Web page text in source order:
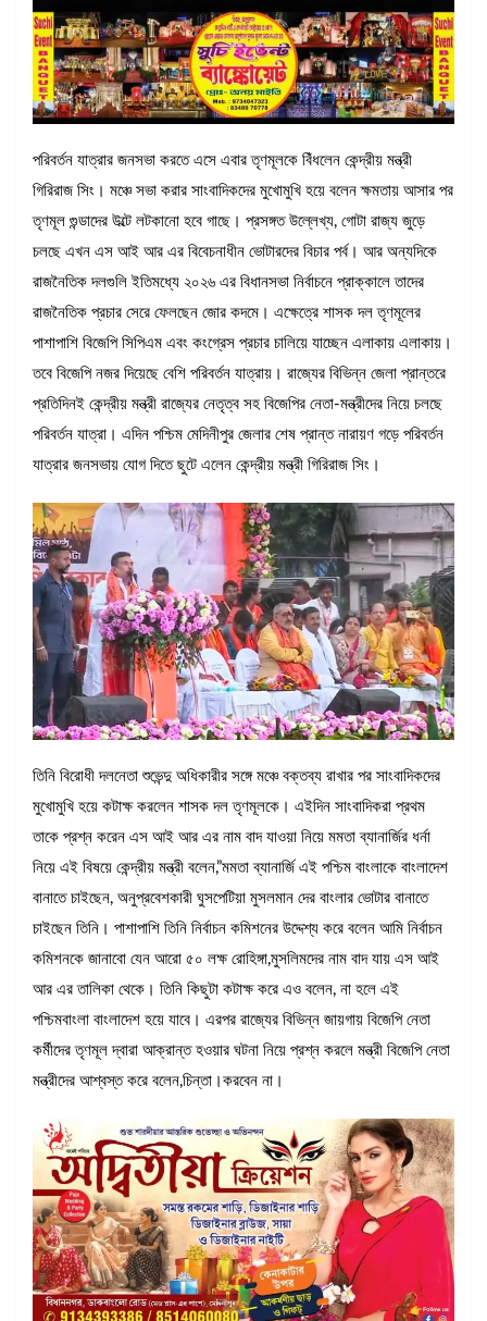
পরিবর্তন যাত্রার জনসভা করতে এসে এবার তৃণমূলকে বিঁধলেন কেন্দ্রীয় মন্ত্রী
গিরিরাজ সিং। মঞ্চে সভা করার সাংবাদিকদের মুখোমুখি হয়ে বলেন ক্ষমতায় আসার পর
তৃণমূল গুন্ডাদের উল্টে লটকানো হবে গাছে। প্রসঙ্গত উল্লেখ্য, গোটা রাজ্য জুড়ে
চলছে এখন এস আই আর এর বিবেচনাধীন ভোটারদের বিচার পর্ব। আর অন্যদিকে
রাজনৈতিক দলগুলি ইতিমধ্যে ২০২৬ এর বিধানসভা নির্বাচনে প্রাক্কালে তাদের
রাজনৈতিক প্রচার সেরে ফেলছেন জোর কদমে। এক্ষেত্রে শাসক দল তৃণমূলের
পাশাপাশি বিজেপি সিপিএম এবং কংগ্রেস প্রচার চালিয়ে যাচ্ছেন এলাকায় এলাকায়।
তবে বিজেপি নজর দিয়েছে বেশি পরিবর্তন যাত্রায়। রাজ্যের বিভিন্ন জেলা প্রান্তরে
প্রতিদিনই কেন্দ্রীয় মন্ত্রী রাজ্যের নেতৃত্ব সহ বিজেপির নেতা-মন্ত্রীদের নিয়ে চলছে
পরিবর্তন যাত্রা। এদিন পশ্চিম মেদিনীপুর জেলার শেষ প্রান্ত নারায়ণ গড়ে পরিবর্তন
যাত্রার জনসভায় যোগ দিতে ছুটে এলেন কেন্দ্রীয় মন্ত্রী গিরিরাজ সিং।
তিনি বিরোধী দলনেতা শুভেন্দু অধিকারীর সঙ্গে মঞ্চে বক্তব্য রাখার পর সাংবাদিকদের
মুখোমুখি হয়ে কটাক্ষ করলেন শাসক দল তৃণমূলকে। এইদিন সাংবাদিকরা প্রথম
তাকে প্রশ্ন করেন এস আই আর এর নাম বাদ যাওয়া নিয়ে মমতা ব্যানার্জির ধর্না
নিয়ে এই বিষয়ে কেন্দ্রীয় মন্ত্রী বলেন,”মমতা ব্যানার্জি এই পশ্চিম বাংলাকে বাংলাদেশ
বানাতে চাইছেন, অনুপ্রবেশকারী ঘুসপেটিয়া মুসলমান দের বাংলার ভোটার বানাতে
চাইছেন তিনি। পাশাপাশি তিনি নির্বাচন কমিশনের উদ্দেশ্য করে বলেন আমি নির্বাচন
কমিশনকে জানাবো যেন আরো ৫০ লক্ষ রোহিঙ্গা,মুসলিমদের নাম বাদ যায় এস আই
আর এর তালিকা থেকে। তিনি কিছুটা কটাক্ষ করে এও বলেন, না হলে এই
পশ্চিমবাংলা বাংলাদেশ হয়ে যাবে। এরপর রাজ্যের বিভিন্ন জায়গায় বিজেপি নেতা
কর্মীদের তৃণমূল দ্বারা আক্রান্ত হওয়ার ঘটনা নিয়ে প্রশ্ন করলে মন্ত্রী বিজেপি নেতা
মন্ত্রীদের আশ্বস্ত করে বলেন,চিন্তা।করবেন না।